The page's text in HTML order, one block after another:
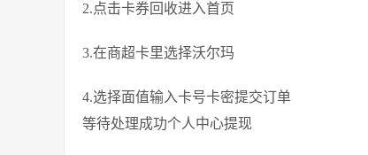
2.点击卡券回收进入首页
3.在商超卡里选择沃尔玛
4.选择面值输入卡号卡密提交订单
等待处理成功个人中心提现